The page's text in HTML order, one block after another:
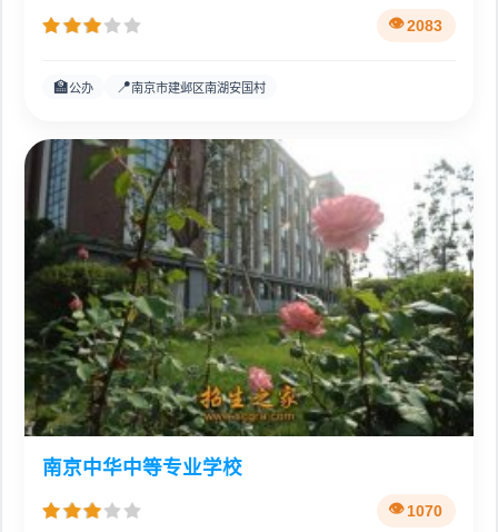
2083
🏫公办 📍南京市建邺区南湖安国村
南京中华中等专业学校
1070